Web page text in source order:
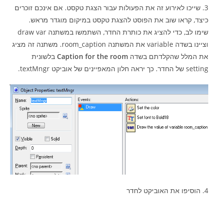
3. שייכו לאירוע זה את הפעולות עבור הצגת טקסט. אם אינכם זוכרים
כיצד, קראו שוב את הפוסט להצגת טקסט במיקום מוגדר מראש.
שימו לב, כדי להציג את כותרת החדר, השתמשו במשתנה draw var
וציינו בשדה variable את המשתנה room_caption. משתנה זה מציג
את המלל שהקלדתם בשדה Caption for the room בלשונית
setting של החדר. כך יראה חלון המאפיינים של אוביקט textMngr.
4. הוסיפו את האוביקט לחדר